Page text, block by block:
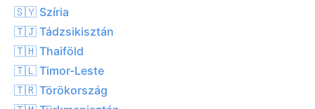
🇸🇾 Szíria
🇹🇯 Tádzsikisztán
🇹🇭 Thaiföld
🇹🇱 Timor-Leste
🇹🇷 Törökország